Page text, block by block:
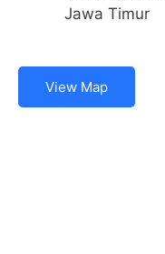
Jawa Timur
View Map